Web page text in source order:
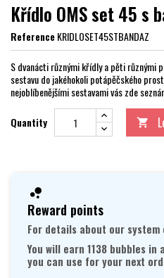
Křídlo OMS set 45 s
ReferenceKRIDLOSET45STBANDAZ
S dvanácti různými křídly a pěti různými
sestavu do jakéhokoli potápěčského
nejoblíbenějšími sestavami vás zde
Quantity 
Reward points
For details about our
You will earn 1138 bubbles in
you can use for your next